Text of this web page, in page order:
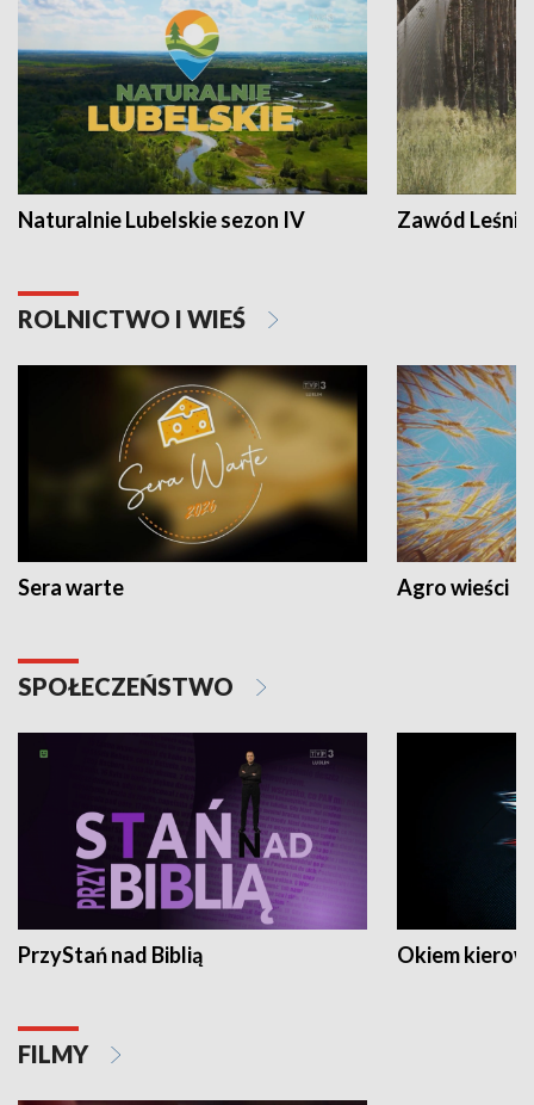
Naturalnie Lubelskie sezon IV Zawód Leśnik
ROLNICTWO I WIEŚ
Sera warte Agro wieści
SPOŁECZEŃSTWO
PrzyStań nad Biblią Okiem
FILMY